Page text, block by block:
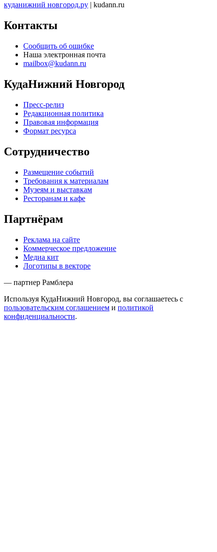
куданижний новгород.ру | kudann.ru
Контакты
Сообщить об ошибке
Наша электронная почта
mailbox@kudann.ru
КудаНижний Новгород
Пресс-релиз
Редакционная политика
Правовая информация
Формат ресурса
Сотрудничество
Размещение событий
Требования к материалам
Музеям и выставкам
Ресторанам и кафе
Партнёрам
Реклама на сайте
Коммерческое предложение
Медиа кит
Логотипы в векторе
— партнер Рамблера
Используя КудаНижний Новгород, вы соглашаетесь с
пользовательским соглашением и политикой
конфиденциальности.